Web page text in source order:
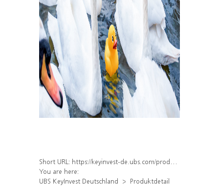
Short URL: https://keyinvest-de.ubs.com/produkt/detail/index/isin/DE000WA39UL2
You are here:
UBS KeyInvest Deutschland
Produktdetail